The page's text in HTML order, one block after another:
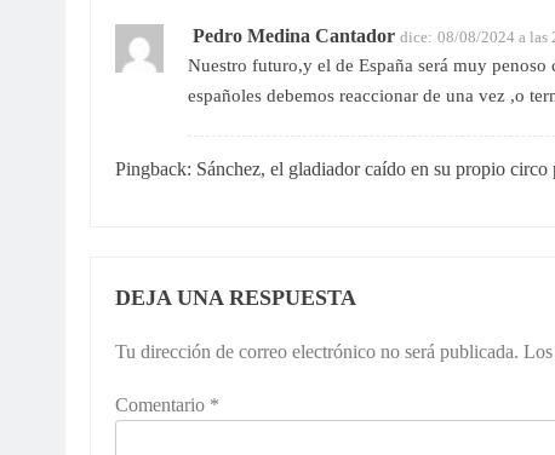
Pedro Medina Cantador dice: 08/08/2024 a las
Nuestro futuro,y el de España será muy
españoles debemos reaccionar de una vez ,o
Pingback: Sánchez, el gladiador caído en su propio
DEJA UNA RESPUESTA
Tu dirección de correo electrónico no será publicada. Los
Comentario *